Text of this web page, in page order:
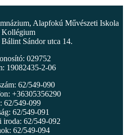
Alapfokú Művészeti Iskola
Kollégium
Sándor utca 14.
029752
19082435-2-06
62/549-090
+36305356290
62/549-099
62/549-091
iroda: 62/549-092
62/549-094